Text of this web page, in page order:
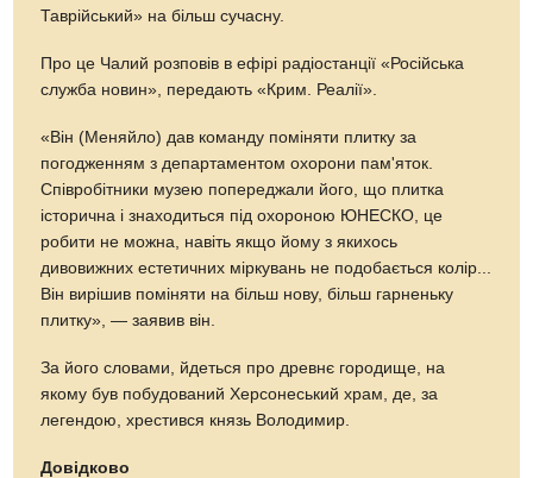
Таврійський» на більш сучасну.
Про це Чалий розповів в ефірі радіостанції «Російська
служба новин», передають «Крим. Реалії».
«Він (Меняйло) дав команду поміняти плитку за
погодженням з департаментом охорони пам'яток.
Співробітники музею попереджали його, що плитка
історична і знаходиться під охороною ЮНЕСКО, це
робити не можна, навіть якщо йому з якихось
дивовижних естетичних міркувань не подобається колір...
Він вирішив поміняти на більш нову, більш гарненьку
плитку», — заявив він.
За його словами, йдеться про древнє городище, на
якому був побудований Херсонеський храм, де, за
легендою, хрестився князь Володимир.
Довідково